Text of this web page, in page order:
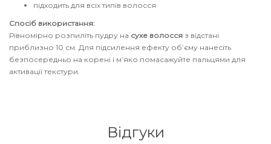
підходить для всіх типів волосся
Спосіб використання:
Рівномірно розпиліть пудру на сухе волосся з відстані
приблизно 10 см. Для підсилення ефекту об’єму нанесіть
безпосередньо на корені і м’яко помасажуйте пальцями для
активації текстури.
Відгуки
Subtil Design Lab - Серія для максимального
збереження кольору волосся
Subtil Global Lift - Глибоке відновлення
Subtil Retouch Lab - захист кольору волосся
Tico Professional
You Look Glamour
You Look Professional